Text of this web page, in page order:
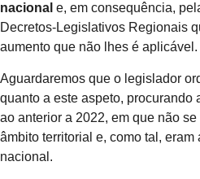
nacional e, em consequência,
Decretos-Legislativos Regionais
aumento que não lhes é aplicável.
Aguardaremos que o legislador
quanto a este aspeto, procurando
ao anterior a 2022, em que não
âmbito territorial e, como tal,
nacional.